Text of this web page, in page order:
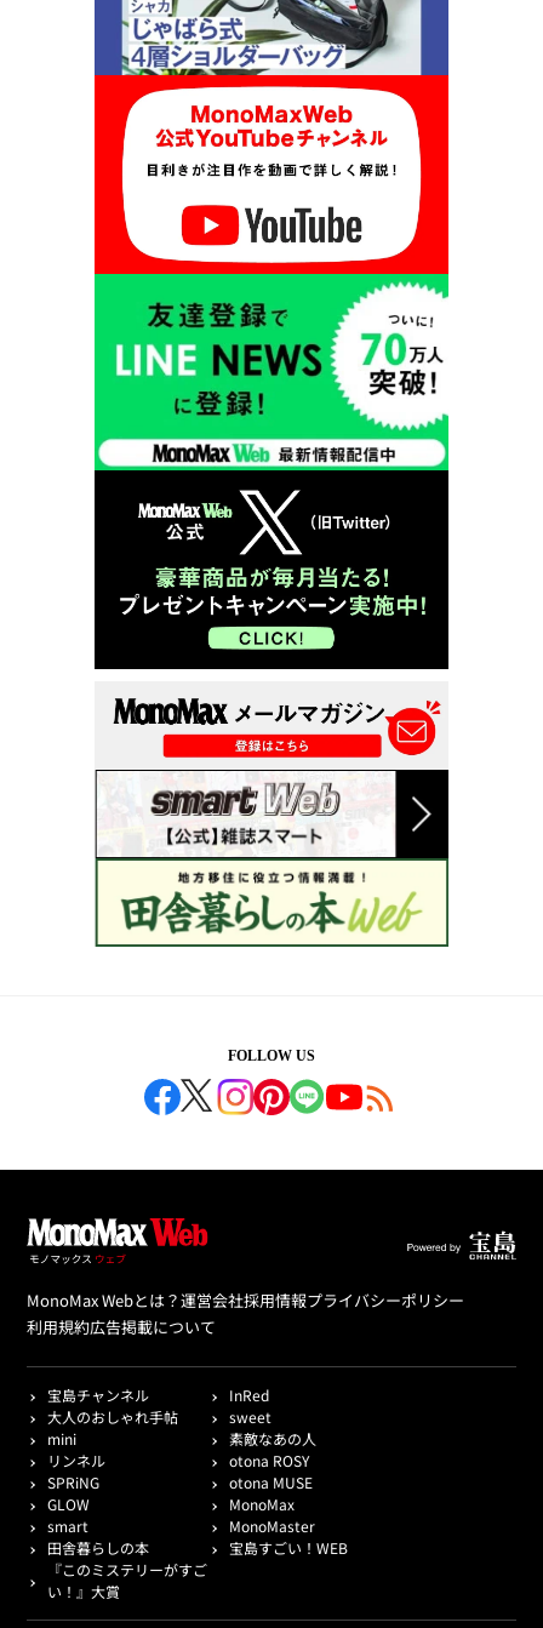
FOLLOW US
MonoMax Webとは？運営会社採用情報プライバシーポリシー
利用規約広告掲載について
宝島チャンネル
InRed
大人のおしゃれ手帖
sweet
mini
素敵なあの人
リンネル
otona ROSY
SPRiNG
otona MUSE
GLOW
MonoMax
smart
MonoMaster
田舎暮らしの本
宝島すごい！WEB
『このミステリーがすご
い！』大賞